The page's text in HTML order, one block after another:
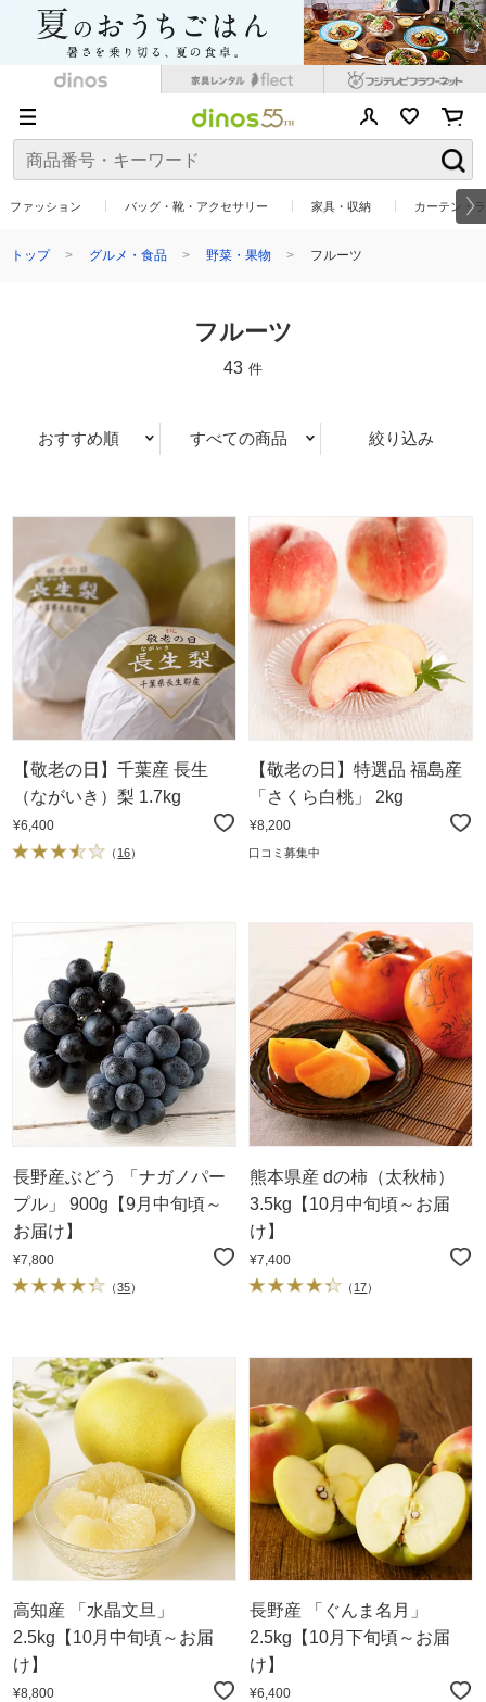
ファッション バッグ・靴・アクセサリー 家具・収納 カーテン・
トップ グルメ・食品 野菜・果物 フルーツ
フルーツ
43 件
おすすめ順 すべての商品 絞り込み
【敬老の日】千葉産 長生
（ながいき）梨 1.7kg
¥6,400
（ 16）
【敬老の日】特選品 福島産
「さくら白桃」 2kg
¥8,200
口コミ募集中
長野産ぶどう 「ナガノパー
プル」 900g【9月中旬頃～
お届け】
¥7,800
（35）
熊本県産 dの柿（太秋柿）
3.5kg【10月中旬頃～お届
け】
¥7,400
（ 17）
高知産 「水晶文旦」
2.5kg【10月中旬頃～お届
け】
¥8,800
長野産 「ぐんま名月」
2.5kg【10月下旬頃～お届
け】
¥6,400